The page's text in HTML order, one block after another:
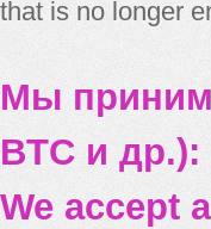
that is no longer
Мы
BTC и др.):
We accept